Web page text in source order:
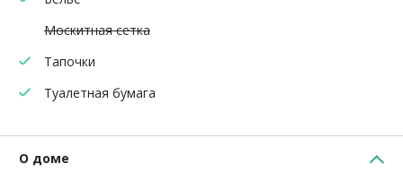
Москитная сетка
Тапочки
Туалетная бумага
О доме